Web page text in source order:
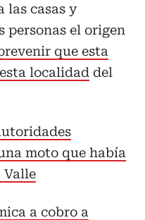
las casas y
personas el origen
que esta
localidad del
moto que había
Valle
a cobro a